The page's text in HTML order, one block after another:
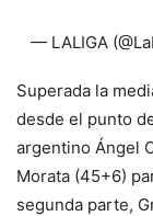
— LALIGA
Superada la
desde el punto
argentino Ángel
Morata (45+6)
segunda parte,